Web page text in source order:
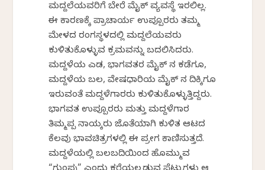
ಮದ್ದಲೆಯವರಿಗೆ ಬೇರೆ ಮೈಕ್ ವ್ಯವಸ್ಥೆ ಇರಲಿಲ್ಲ.
ಈ ಕಾರಣಕ್ಕೆ ಪ್ರಾಚಾರ್ಯ ಉಪ್ಪೂರರು ತಮ್ಮ
ಮೇಳದ ರಂಗಸ್ಥಳದಲ್ಲಿ ಮದ್ದಲೆಯವರು
ಕುಳಿತುಕೊಳ್ಳುವ ಕ್ರಮವನ್ನು ಬದಲಿಸಿದರು.
ಮದ್ದಳೆಯ ಎಡ, ಭಾಗವತರ ಮೈಕ್ ನ ಕಡೆಗೂ,
ಮದ್ದಳೆಯ ಬಲ, ವೇಷಧಾರಿಯ ಮೈಕ್ ನ ದಿಕ್ಕಿಗೂ
ಇರುವಂತೆ ಮದ್ದಳೆಗಾರರು ಕುಳಿತುಕೊಳ್ಳುತ್ತಿದ್ದರು.
ಭಾಗವತ ಉಪ್ಪೂರರು ಮತ್ತು ಮದ್ದಳೆಗಾರ
ತಿಮ್ಮಪ್ಪ ನಾಯ್ಕರು ಜೊತೆಯಾಗಿ ಕುಳಿತ ಆಟದ
ಕೆಲವು ಭಾವಚಿತ್ರಗಳಲ್ಲಿ ಈ ಪ್ರಯೋಗ ಕಾಣಿಸುತ್ತದೆ.
ಮದ್ದಳೆಯಲ್ಲಿ ಬಲಬದಿಯಿಂದ ಹೊಮ್ಮುವ